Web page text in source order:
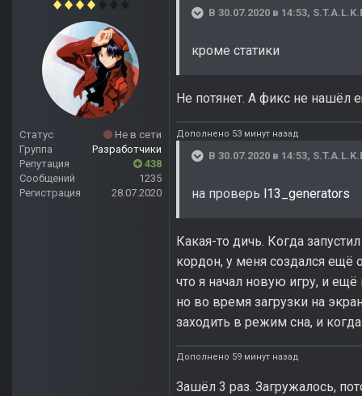
Статус
Не в сети
Группа
Разработчики
Репутация
438
Сообщений
1235
Регистрация
28.07.2020
В 30.07.2020 в 14:53,
кроме статики
Не потянет. А фикс не нашёл
Дополнено 53 минут назад
В 30.07.2020 в 14:53,
на проверь l13_generators
Какая-то дичь. Когда
кордон, у меня создался ещё
что я начал новую игру, и
но во время загрузки на
заходить в режим сна, и
Дополнено 59 минут назад
Зашёл 3 раз. Загружалось,